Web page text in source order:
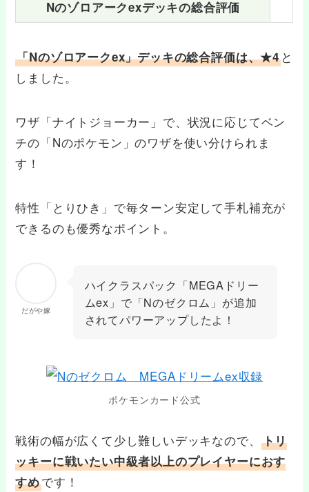
Nのゾロアークexデッキの総合評価
「Nのゾロアークex」デッキの総合評価は、★4と
しました。
ワザ「ナイトジョーカー」で、状況に応じてベン
チの「Nのポケモン」のワザを使い分けられま
す！
特性「とりひき」で毎ターン安定して手札補充が
できるのも優秀なポイント。
だがや嫁
ハイクラスパック「MEGAドリー
ムex」で「Nのゼクロム」が追加
されてパワーアップしたよ！
ポケモンカード公式
戦術の幅が広くて少し難しいデッキなので、
トリ
ッキーに戦いたい中級者以上のプレイヤーにおす
すめです！